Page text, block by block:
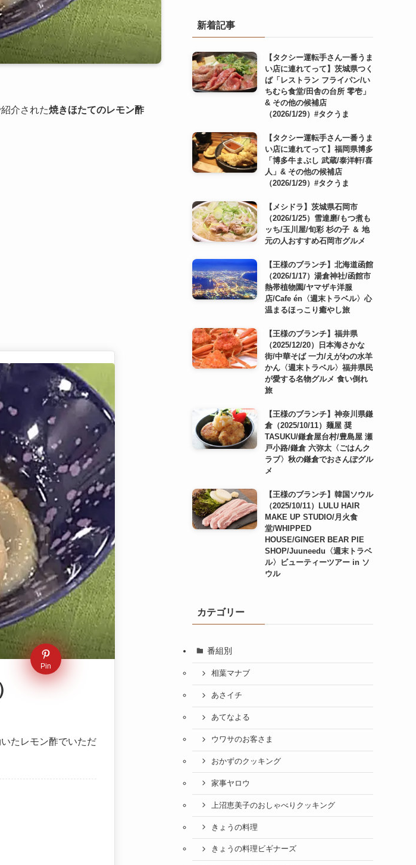
介された焼きほたてのレモン酢
Pin
たレモン酢でいただ
新着記事
【タクシー運転手さん一番うま
い店に連れてって】茨城県つく
ば「レストラン フライパン/い
ちむら食堂/田舎の台所 零壱」
& その他の候補店
（2026/1/29）#タクうま
【タクシー運転手さん一番うま
い店に連れてって】福岡県博多
「博多牛まぶし 武蔵/泰洋軒/喜
人」& その他の候補店
（2026/1/29）#タクうま
【メシドラ】茨城県石岡市
（2026/1/25）雪達磨/もつ煮も
ッち/玉川屋/旬彩 杉の子 ＆ 地
元の人おすすめ石岡市グルメ
【王様のブランチ】北海道函館
（2026/1/17）湯倉神社/函館市
熱帯植物園/ヤマザキ洋服
店/Cafe én〈週末トラベル〉心
温まるほっこり癒やし旅
【王様のブランチ】福井県
（2025/12/20）日本海さかな
街/中華そば 一力/えがわの水羊
かん〈週末トラベル〉福井県民
が愛する名物グルメ 食い倒れ
旅
【王様のブランチ】神奈川県鎌
倉（2025/10/11）麺屋 奨
TASUKU/鎌倉屋台村/豊島屋 瀬
戸小路/鎌倉 六弥太〈ごはんク
ラブ〉秋の鎌倉でおさんぽグル
メ
【王様のブランチ】韓国ソウル
（2025/10/11）LULU HAIR
MAKE UP STUDIO/月火食
堂/WHIPPED
HOUSE/GINGER BEAR PIE
SHOP/Juuneedu〈週末トラベ
ル〉ビューティーツアー in ソ
ウル
カテゴリー
番組別
相葉マナブ
あさイチ
あてなよる
ウワサのお客さま
おかずのクッキング
家事ヤロウ
上沼恵美子のおしゃべりクッキング
きょうの料理
きょうの料理ビギナーズ